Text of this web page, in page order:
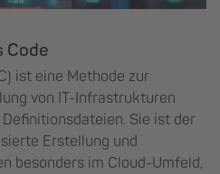
Code
ist eine Methode zur
von IT-Infrastrukturen
Sie ist der
Erstellung und
besonders im Cloud-Umfeld,